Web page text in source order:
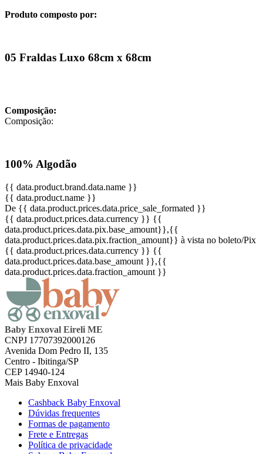
Produto composto por:
05 Fraldas Luxo 68cm x 68cm
Composição:
Composição:
100% Algodão
{{ data.product.brand.data.name }}
{{ data.product.name }}
De {{ data.product.prices.data.price_sale_formated }}
{{ data.product.prices.data.currency }} {{
data.product.prices.data.pix.base_amount}},{{
data.product.prices.data.pix.fraction_amount}} à vista no boleto/Pix
{{ data.product.prices.data.currency }} {{
data.product.prices.data.base_amount }},{{
data.product.prices.data.fraction_amount }}
Baby Enxoval Eireli ME
CNPJ 17707392000126
Avenida Dom Pedro II, 135
Centro - Ibitinga/SP
CEP 14940-124
Mais Baby Enxoval
Cashback Baby Enxoval
Dúvidas frequentes
Formas de pagamento
Frete e Entregas
Política de privacidade